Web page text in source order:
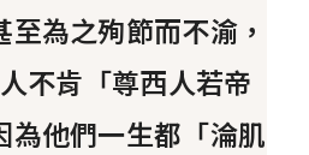
至為之殉節而不渝，
不肯「尊西人若帝
為他們一生都「淪肌